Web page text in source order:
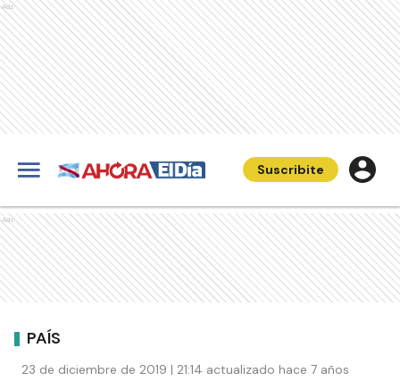
Ads
Suscribite
Ads
PAÍS
23 de diciembre de 2019 | 21:14 actualizado hace 7 años